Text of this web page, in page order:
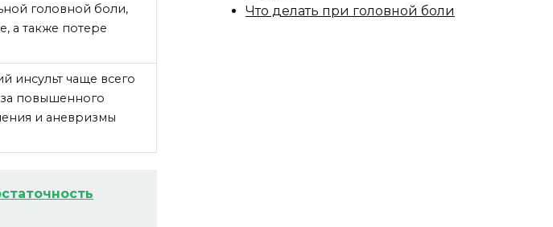
головной боли,
а также потере
инсульт чаще всего
повышенного
и аневризмы
Что делать при головной боли